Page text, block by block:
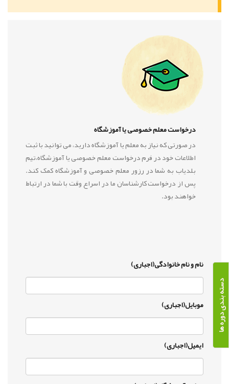
دسته بندی دوره ها
درخواست معلم خصوصی یا آموزشگاه
در صورتی که نیاز به معلم یا آموزشگاه دارید، می توانید با ثبت
اطلاعات خود در فرم درخواست معلم خصوصی یا آموزشگاه،تیم
بلدیاب به شما در رزور معلم خصوصی و آموزشگاه کمک کند.
پس از درخواست کارشناسان ما در اسراع وقت با شما در ارتباط
خواهند بود.
نام و نام خانوادگی(اجباری)
موبایل(اجباری)
ایمیل(اجباری)